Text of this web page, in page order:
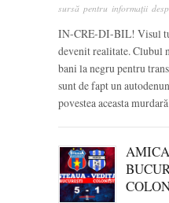
sursă pentru informații
IN-CRE-DI-BIL! Visul
devenit realitate. Clubul
bani la negru pentru
sunt de fapt un
povestea aceasta